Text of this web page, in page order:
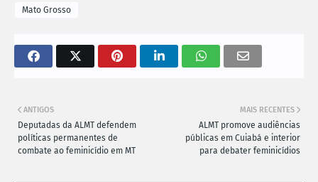
Mato Grosso
MAIS RECENTES
ALMT promove audiências
públicas em Cuiabá e interior
para debater feminicídios
ANTIGOS
Deputadas da ALMT defendem
políticas permanentes de
combate ao feminicídio em MT